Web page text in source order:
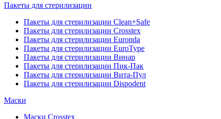
Пакеты для стерилизации
Пакеты для стерилизации Clean+Safe
Пакеты для стерилизации Crosstex
Пакеты для стерилизации Euronda
Пакеты для стерилизации EuroType
Пакеты для стерилизации Винар
Пакеты для стерилизации Пик-Пак
Пакеты для стерилизации Вита-Пул
Пакеты для стерилизации Dispodent
Маски
Маски Crosstex